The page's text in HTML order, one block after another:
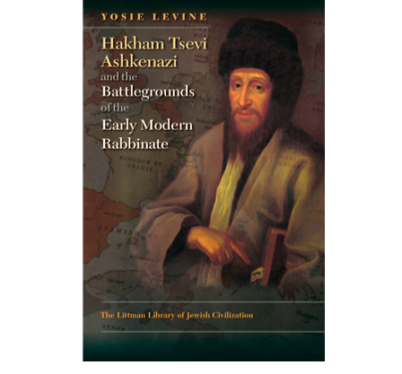
יוסי לוין
הנחת אתר ספר מודפס
$50
$45